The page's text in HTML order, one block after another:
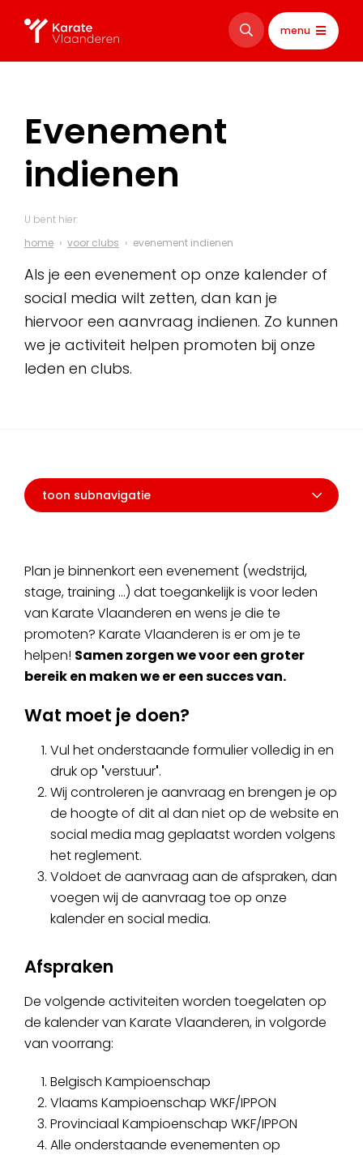
menu
Evenement
indienen
U bent hier:
home
voor clubs evenement indienen
Als je een evenement op onze kalender of
social media wilt zetten, dan kan je
hiervoor een aanvraag indienen. Zo kunnen
we je activiteit helpen promoten bij onze
leden en clubs.
toon subnavigatie
Plan je binnenkort een evenement (wedstrijd,
stage, training ...) dat toegankelijk is voor leden
van Karate Vlaanderen en wens je die te
promoten? Karate Vlaanderen is er om je te
helpen! Samen zorgen we voor een groter
bereik en maken we er een succes van.
Wat moet je doen?
Vul het onderstaande formulier volledig in en
druk op 'verstuur'.
Wij controleren je aanvraag en brengen je op
de hoogte of dit al dan niet op de website en
social media mag geplaatst worden volgens
het reglement.
Voldoet de aanvraag aan de afspraken, dan
voegen wij de aanvraag toe op onze
kalender en social media.
Afspraken
De volgende activiteiten worden toegelaten op
de kalender van Karate Vlaanderen, in volgorde
van voorrang:
Belgisch Kampioenschap
Vlaams Kampioenschap WKF/IPPON
Provinciaal Kampioenschap WKF/IPPON
Alle onderstaande evenementen op